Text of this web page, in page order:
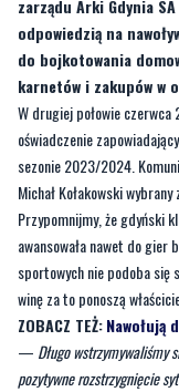
zarządu Arki Gdynia
odpowiedzią na
do bojkotowania
karnetów i zakupów w
W drugiej połowie
oświadczenie
sezonie 2023/2024.
Michał Kołakowski
Przypomnijmy, że gdyński
awansowała nawet do gier
sportowych nie podoba się
winę za to ponoszą
ZOBACZ TEŻ:Nawołują
— Długo wstrzymywaliśmy
pozytywne rozstrzygnięcie